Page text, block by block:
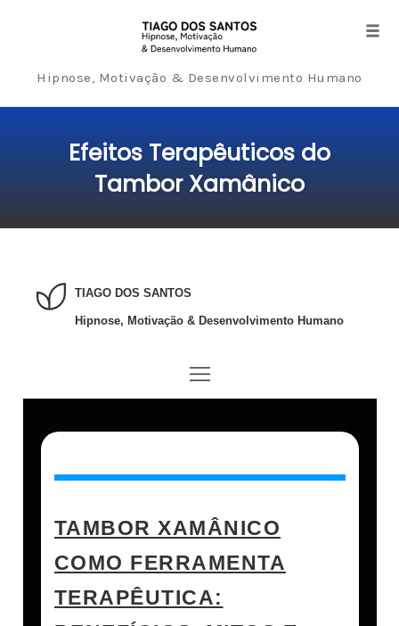
Hipnose, Motivação & Desenvolvimento Humano
Efeitos Terapêuticos do
Tambor Xamânico
TIAGO DOS SANTOS
Hipnose, Motivação & Desenvolvimento Humano
TAMBOR XAMÂNICO
COMO FERRAMENTA
TERAPÊUTICA: